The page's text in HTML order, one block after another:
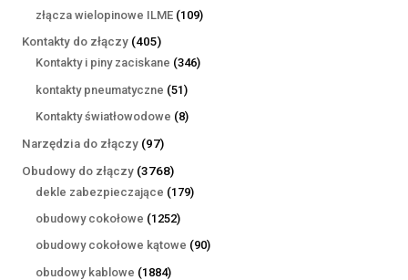
produktów
złącza wielopinowe ILME 109109
Kontakty do złączy 405405
produktów
Kontakty i piny zaciskane 346346
kontakty pneumatyczne 5151
produktów
Kontakty światłowodowe 88
Narzędzia do złączy 9797
produktów
Obudowy do złączy 37683768
produktów
dekle zabezpieczające 179179
obudowy cokołowe 12521252
produkty
obudowy cokołowe kątowe 9090
obudowy kablowe 18841884